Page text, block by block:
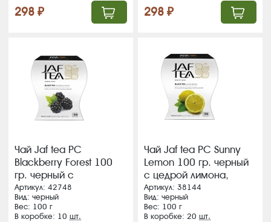
298 ₽ 298 ₽
Чай Jaf tea PC
Blackberry Forest 100
гр. черный с
аром.ежевики, картон
(10) (222) ВЛОЖЕНИЕ!!!
Артикул: 42748
Вид: черный
Вес: 100 г
В коробке: 10шт.
Чай Jaf tea PC Sunny
Lemon 100 гр. черный
с цедрой лимона,
картон (20) (217)
Артикул: 38144
Вид: черный
Вес: 100 г
В коробке: 20шт.